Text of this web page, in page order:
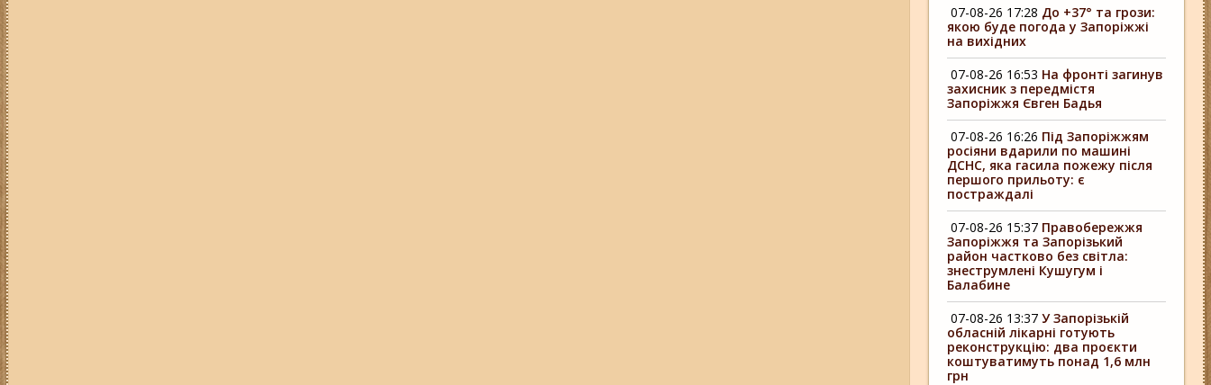
07-08-26 17:28 До +37° та грози:
якою буде погода у Запоріжжі
на вихідних
07-08-26 16:53 На фронті загинув
захисник з передмістя
Запоріжжя Євген Бадья
07-08-26 16:26 Під Запоріжжям
росіяни вдарили по машині
ДСНС, яка гасила пожежу після
першого прильоту: є
постраждалі
07-08-26 15:37 Правобережжя
Запоріжжя та Запорізький
район частково без світла:
знеструмлені Кушугум і
Балабине
07-08-26 13:37 У Запорізькій
обласній лікарні готують
реконструкцію: два проєкти
коштуватимуть понад 1,6 млн
грн